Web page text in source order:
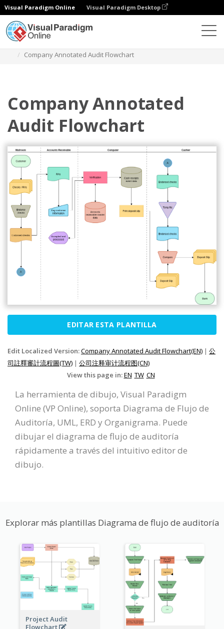
Visual Paradigm Online Visual Paradigm Desktop
Company Annotated Audit Flowchart
Company Annotated
Audit Flowchart
EDITAR ESTA PLANTILLA
Edit Localized Version:Company Annotated Audit Flowchart(EN) | 公
司註釋審計流程圖(TW) | 公司注释审计流程图(CN)
View this page in:EN TW CN
La herramienta de dibujo, Visual Paradigm
Online (VP Online), soporta Diagrama de Flujo de
Auditoría, UML, ERD y Organigrama. Puede
dibujar el diagrama de flujo de auditoría
rápidamente a través del intuitivo editor de
dibujo.
Explorar más plantillas Diagrama de flujo de auditoría
Project Audit
Flowchart